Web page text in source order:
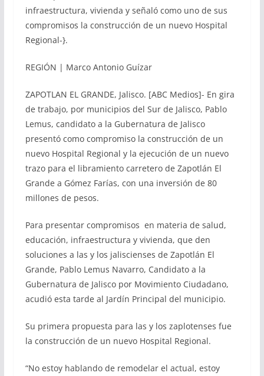
infraestructura, vivienda y señaló como uno de sus
compromisos la construcción de un nuevo Hospital
Regional-}.
REGIÓN | Marco Antonio Guízar
ZAPOTLAN EL GRANDE, Jalisco. [ABC Medios]- En gira
de trabajo, por municipios del Sur de Jalisco, Pablo
Lemus, candidato a la Gubernatura de Jalisco
presentó como compromiso la construcción de un
nuevo Hospital Regional y la ejecución de un nuevo
trazo para el libramiento carretero de Zapotlán El
Grande a Gómez Farías, con una inversión de 80
millones de pesos.
Para presentar compromisos en materia de salud,
educación, infraestructura y vivienda, que den
soluciones a las y los jaliscienses de Zapotlán El
Grande, Pablo Lemus Navarro, Candidato a la
Gubernatura de Jalisco por Movimiento Ciudadano,
acudió esta tarde al Jardín Principal del municipio.
Su primera propuesta para las y los zaplotenses fue
la construcción de un nuevo Hospital Regional.
“No estoy hablando de remodelar el actual, estoy